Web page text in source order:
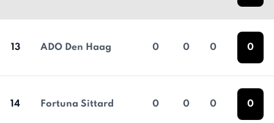
13 ADO Den Haag 0 0 0 0
14 Fortuna Sittard 0 0 0 0